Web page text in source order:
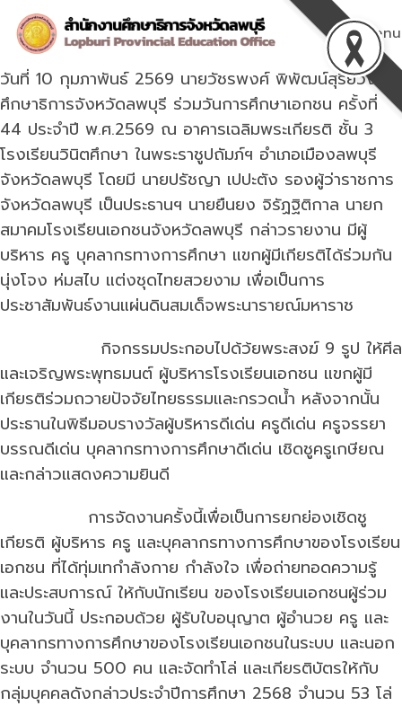
content
Menu
วันที่ 10 กุมภาพันธ์ 2569 นายวัชรพงศ์ พิพัฒน์สุริยวงศ์
ศึกษาธิการจังหวัดลพบุรี ร่วมวันการศึกษาเอกชน ครั้งที่
44 ประจำปี พ.ศ.2569 ณ อาคารเฉลิมพระเกียรติ ชั้น 3
โรงเรียนวินิตศึกษา ในพระราชูปถัมภ์ฯ อำเภอเมืองลพบุรี
จังหวัดลพบุรี โดยมี นายปรัชญา เปปะตัง รองผู้ว่าราชการ
จังหวัดลพบุรี เป็นประธานฯ นายยืนยง จิรัฏฐิติกาล นายก
สมาคมโรงเรียนเอกชนจังหวัดลพบุรี กล่าวรายงาน มีผู้
บริหาร ครู บุคลากรทางการศึกษา แขกผู้มีเกียรติได้ร่วมกัน
นุ่งโจง ห่มสไบ แต่งชุดไทยสวยงาม เพื่อเป็นการ
ประชาสัมพันธ์งานแผ่นดินสมเด็จพระนารายณ์มหาราช
กิจกรรมประกอบไปด้ว้ยพระสงฆ์ 9 รูป ให้ศีล
และเจริญพระพุทธมนต์ ผู้บริหารโรงเรียนเอกชน แขกผู้มี
เกียรติร่วมถวายปัจจัยไทยธรรมและกรวดน้ำ หลังจากนั้น
ประธานในพิธีมอบรางวัลผู้บริหารดีเด่น ครูดีเด่น ครูจรรยา
บรรณดีเด่น บุคลากรทางการศึกษาดีเด่น เชิดชูครูเกษียณ
และกล่าวแสดงความยินดี
การจัดงานครั้งนี้เพื่อเป็นการยกย่องเชิดชู
เกียรติ ผู้บริหาร ครู และบุคลากรทางการศึกษาของโรงเรียน
เอกชน ที่ได้ทุ่มเทกำลังกาย กำลังใจ เพื่อถ่ายทอดความรู้
และประสบการณ์ ให้กับนักเรียน ของโรงเรียนเอกชนผู้ร่วม
งานในวันนี้ ประกอบด้วย ผู้รับใบอนุญาต ผู้อำนวย ครู และ
บุคลากรทางการศึกษาของโรงเรียนเอกชนในระบบ และนอก
ระบบ จำนวน 500 คน และจัดทำโล่ และเกียรติบัตรให้กับ
กลุ่มบุคคลดังกล่าวประจำปีการศึกษา 2568 จำนวน 53 โล่